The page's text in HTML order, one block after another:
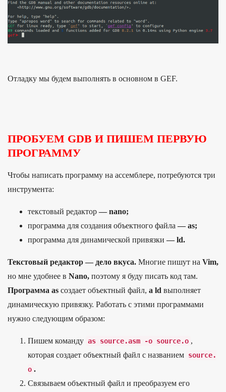
От­ладку мы будем выпол­нять в основном в GEF.
ПРОБУЕМ GDB И ПИШЕМ ПЕРВУЮ
ПРОГРАММУ
Что­бы написать прог­рамму на ассем­бле­ре, пот­ребу­ются три
инс­тру­мен­та:
тек­сто­вый редак­тор— nano;
прог­рамма для соз­дания объ­ектно­го фай­ла— as;
прог­рамма для динами­чес­кой при­вяз­ки— ld.
Текстовый редактор — дело вкуса. Многие пишут на Vim,
но мне удобнее в Nano, поэтому я буду писать код там.
Программа as создает объектный файл, а ld выполняет
динамическую привязку. Работать с этими программами
нужно следующим образом:
Пи­шем коман­ду as source.asm -o source.o ,
которая соз­дает объ­ектный файл с наз­вани­ем source.
o .
Свя­зыва­ем объ­ектный файл и пре­обра­зуем его